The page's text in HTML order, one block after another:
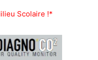
Scolaire !*